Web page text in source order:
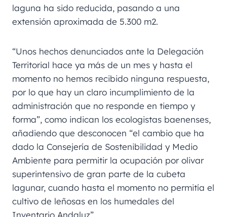
laguna ha sido reducida, pasando a una
extensión aproximada de 5.300 m2.
“Unos hechos denunciados ante la Delegación
Territorial hace ya más de un mes y hasta el
momento no hemos recibido ninguna respuesta,
por lo que hay un claro incumplimiento de la
administración que no responde en tiempo y
forma”, como indican los ecologistas baenenses,
añadiendo que desconocen “el cambio que ha
dado la Consejería de Sostenibilidad y Medio
Ambiente para permitir la ocupación por olivar
superintensivo de gran parte de la cubeta
lagunar, cuando hasta el momento no permitía el
cultivo de leñosas en los humedales del
Inventario Andaluz”.